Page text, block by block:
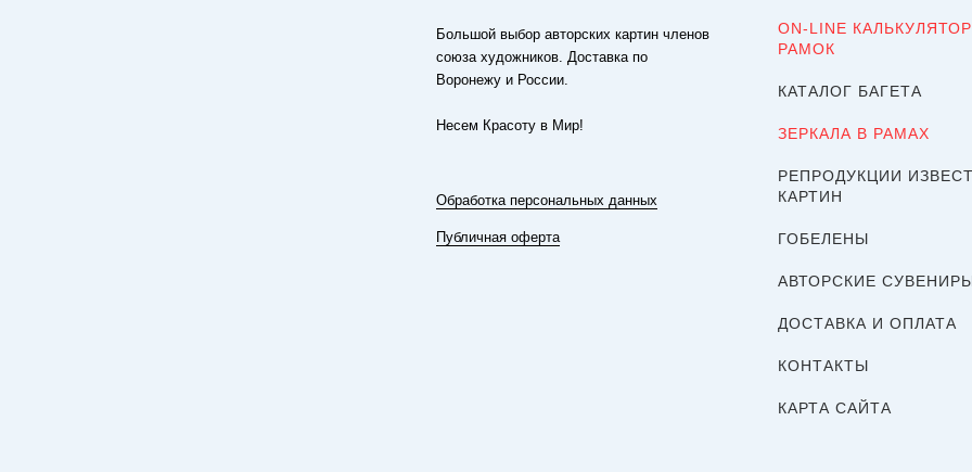
Большой выбор авторских картин членов
союза художников. Доставка по
Воронежу и России.
Несем Красоту в Мир!
Обработка персональных данных
Публичная оферта
ON-LINE КАЛЬКУЛЯТОР
РАМОК
КАТАЛОГ БАГЕТА
ЗЕРКАЛА В РАМАХ
РЕПРОДУКЦИИ
КАРТИН
ГОБЕЛЕНЫ
АВТОРСКИЕ
ДОСТАВКА И ОПЛАТА
КОНТАКТЫ
КАРТА САЙТА